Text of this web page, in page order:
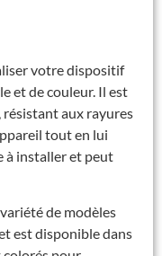
votre dispositif
et de couleur. Il est
aux rayures
tout en lui
à installer et peut
de modèles
est disponible dans